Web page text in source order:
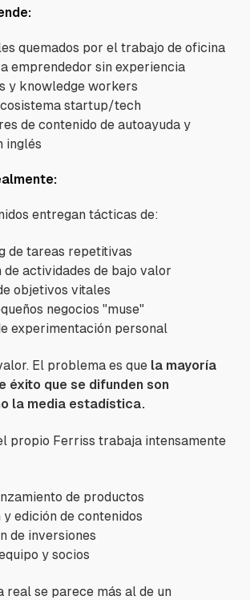
quemados por el trabajo de oficina
emprendedor sin experiencia
y knowledge workers
startup/tech
de contenido de autoayuda y
inglés
entregan tácticas de:
de tareas repetitivas
de actividades de bajo valor
objetivos vitales
negocios "muse"
experimentación personal
El problema es que la mayoría
éxito que se difunden son
la media estadística.
propio Ferriss trabaja intensamente
de productos
edición de contenidos
de inversiones
y socios
real se parece más al de un